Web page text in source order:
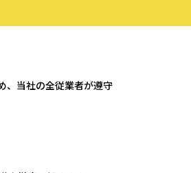
、当社の全従業者が遵守